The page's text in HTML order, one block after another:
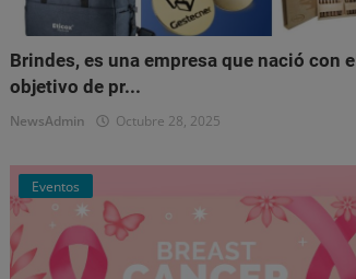
Brindes, es una empresa que nació con el
objetivo de pr...
NewsAdmin Octubre 28, 2025
Eventos